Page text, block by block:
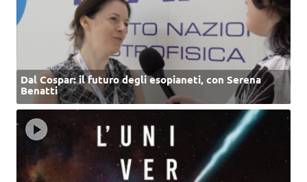
Dal Cospar: il futuro degli esopianeti, con Serena
Benatti